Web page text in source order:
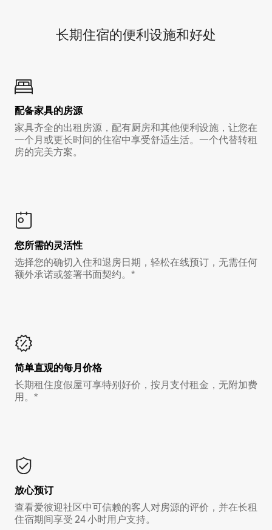
长期住宿的便利设施和好处
配备家具的房源
家具齐全的出租房源，配有厨房和其他便利设施，让您在
一个月或更长时间的住宿中享受舒适生活。一个代替转租
房的完美方案。
您所需的灵活性
选择您的确切入住和退房日期，轻松在线预订，无需任何
额外承诺或签署书面契约。*
简单直观的每月价格
长期租住度假屋可享特别好价，按月支付租金，无附加费
用。*
放心预订
查看爱彼迎社区中可信赖的客人对房源的评价，并在长租
住宿期间享受 24 小时用户支持。